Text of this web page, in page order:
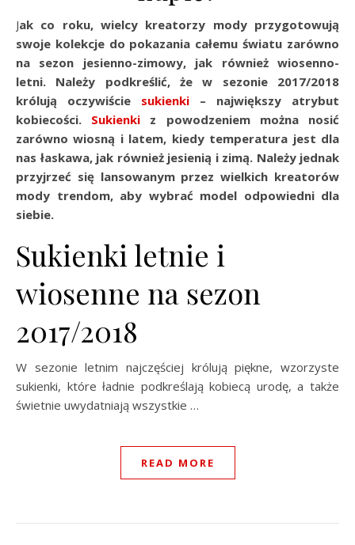
Jak co roku, wielcy kreatorzy mody przygotowują
swoje kolekcje do pokazania całemu światu zarówno
na sezon jesienno-zimowy, jak również wiosenno-
letni. Należy podkreślić, że w sezonie 2017/2018
królują oczywiście sukienki – największy atrybut
kobiecości. Sukienki z powodzeniem można nosić
zarówno wiosną i latem, kiedy temperatura jest dla
nas łaskawa, jak również jesienią i zimą. Należy jednak
przyjrzeć się lansowanym przez wielkich kreatorów
mody trendom, aby wybrać model odpowiedni dla
siebie.
Sukienki letnie i
wiosenne na sezon
2017/2018
W sezonie letnim najczęściej królują piękne, wzorzyste
sukienki, które ładnie podkreślają kobiecą urodę, a także
świetnie uwydatniają wszystkie …
READ MORE